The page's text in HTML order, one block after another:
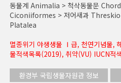
동물계 Animalia > 척삭동물문
Ciconiiformes > 저어새과
Platalea
멸종위기 야생생물 Ⅰ급, 천연기념물,
물적색목록(2019), 취약(VU) IUCN적
환경부 국립생물자원관 정보